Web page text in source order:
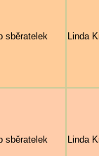
sběratelek Linda
sběratelek Linda